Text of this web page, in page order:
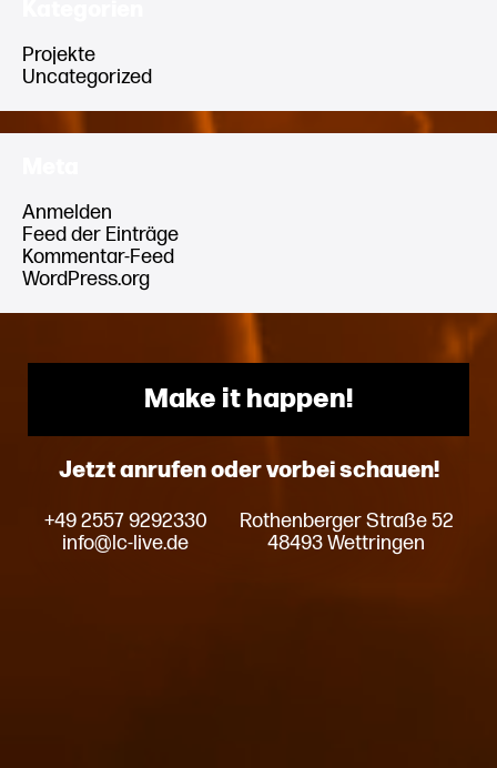
Projekte
Uncategorized
Anmelden
Feed der Einträge
Kommentar-Feed
WordPress.org
Make it happen!
Jetzt anrufen oder vorbei schauen!
+49 2557 9292330
info@lc-live.de
Rothenberger Straße 52
48493 Wettringen